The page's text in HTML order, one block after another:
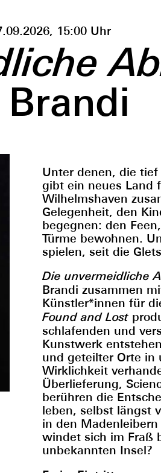
15:00 Uhr
Unter denen, die
gibt ein neues Land
Wilhelmshaven
Gelegenheit, den
begegnen: den
Türme bewohnen.
spielen, seit die
Die unvermeidliche
Brandi zusammen
Künstler*innen für
Found and Lost
schlafenden und
Kunstwerk
und geteilter Orte in
Wirklichkeit
Überlieferung,
berühren die
leben, selbst längst
in den
windet sich im Fraß
unbekannten Insel?